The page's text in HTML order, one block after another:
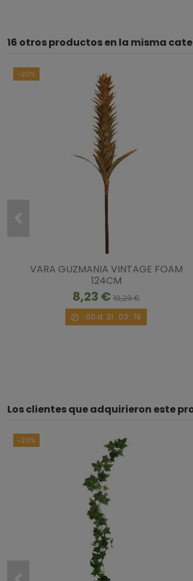
16 otros productos en la misma
-20%
VARA GUZMANIA VINTAGE FOAM
124CM
8,23 € 10,29 €
00 d. 21 : 03 :18
Los clientes que adquirieron este
-20%